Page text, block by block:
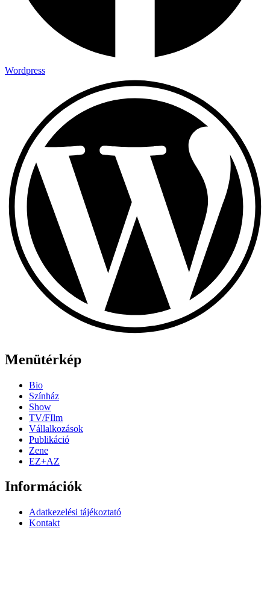
Wordpress
Menütérkép
Bio
Színház
Show
TV/FIlm
Vállalkozások
Publikáció
Zene
EZ+AZ
Információk
Adatkezelési tájékoztató
Kontakt